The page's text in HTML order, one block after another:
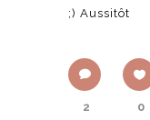
;) Aussitôt
2 0